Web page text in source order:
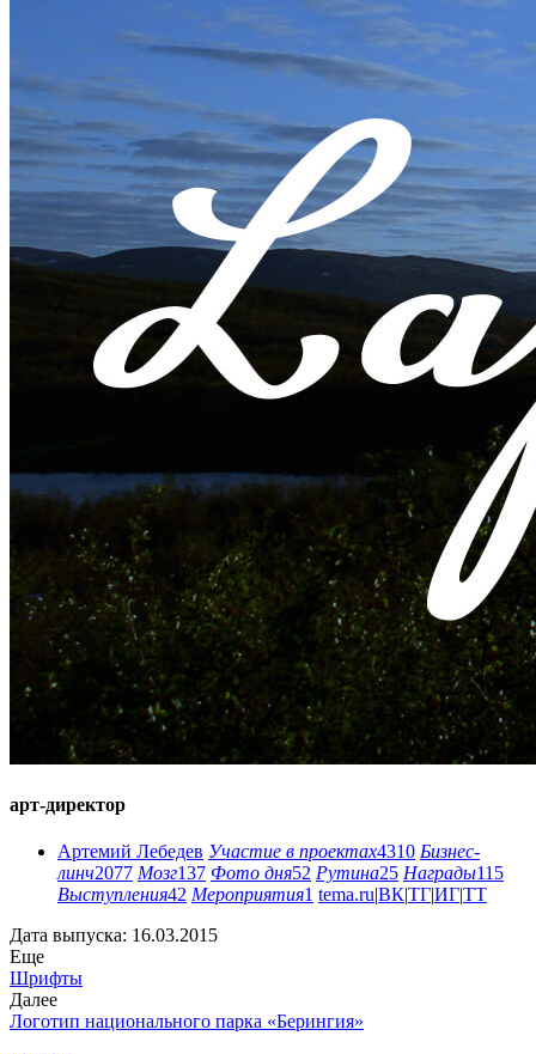
арт-директор
Артемий Лебедев Участие в проектах4310 Бизнес-
линч2077 Мозг137 Фото дня52 Рутина25 Награды115
Выступления42 Мероприятия1 tema.ru|ВК|ТГ|ИГ|ТТ
Дата выпуска: 16.03.2015
Еще
Шрифты
Далее
Логотип национального парка «Берингия»